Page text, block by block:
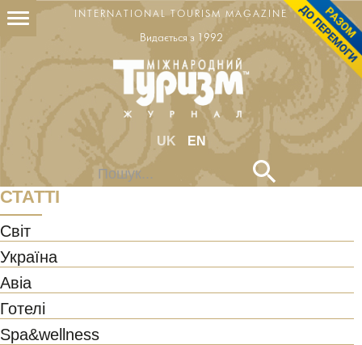
INTERNATIONAL TOURISM MAGAZINE
Видається з 1992
UK EN
Пошук...
СТАТТІ
Світ
Україна
Авіа
Готелі
Spa&wellness